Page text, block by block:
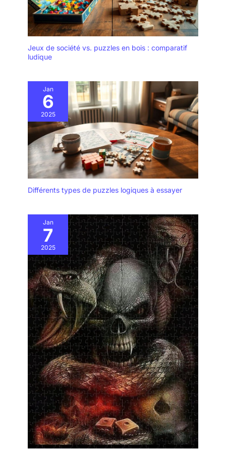
sombres; Poignées
ergonomiques pour
réduire la fatigue et
complet de canapés ne
et D'accessoires: après
un processus rigoureux,
le métal de haute qualité
est finalement devenu un
accessoire pour ce
tournevis sans fil; 6
tournevis, 3 tarières, 3
forets Brad point, 9 clés
à douille, 1 adaptateur de
douille, 1 porte -
tournevis hexagonal, 1
mandrin est libre de
changer les accessoires.
Idéal pour les projets de
filetage ou de perçage
dans le bois, le métal et
le plastique! Rejoignez -
Nnous et Profitez du
Service Impeccable du
Club FAHEFANA:
Chaque client devient
membre de fahfana.
Nous offrons un service
de garantie gratuit à
chaque membre. Nous
avons également une
équipe de service après -
vente professionnelle
pour fournir des conseils
et un service après -
vente. Nous prenons
très au sérieux les
Précautions : 1. Évitez de
d'éclairage LED rend le
mini pistolet à colle plus
sûr. Haute qualité : Le
mini pistolet à colle
chaude 20 watts de
projets de bricolage,
l'artisanat, la
construction et la
réparation, etc.
Remarque : gardez les
bâtons de pistolet colle
propres pour éviter que
les impuretés bloquent la
buse, et ne retirez pas
les bâtons de colle
restants après chaque
utilisation.
Jeux de société vs. puzzles en bois : comparatif
ludique
Jan
6
2025
Différents types de puzzles logiques à essayer
Jan
7
2025